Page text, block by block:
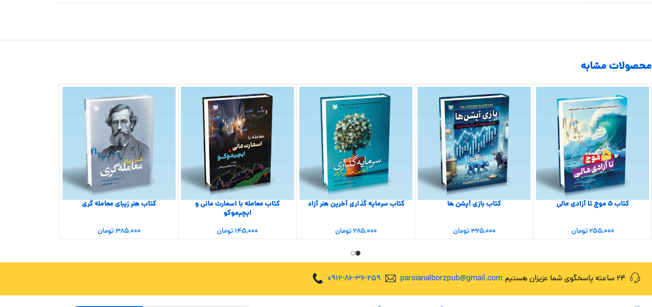
محصولات مشابه
کتاب ۵ موج تا آزادی مالی
۲۵۵,۰۰۰تومان
کتاب بازی آپشن ها
۳۲۵,۰۰۰تومان
کتاب سرمایه گذاری آخرین هنر آزاد
۲۸۵,۰۰۰تومان
کتاب معامله با اسمارت مانی و
ایچیموکو
۱۴۵,۰۰۰ تومان
کتاب هنر زیبای معامله گری
۳۸۵,۰۰۰تومان
24 ساعته پاسخگوی شما عزیزان هستیم parsianalborzpub@gmail.com
0912-86-36-259